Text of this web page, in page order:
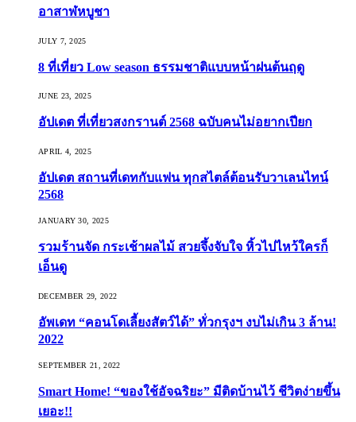
อาสาฬหบูชา
JULY 7, 2025
8 ที่เที่ยว Low season ธรรมชาติแบบหน้าฝนต้นฤดู️
JUNE 23, 2025
อัปเดต ที่เที่ยวสงกรานต์ 2568 ฉบับคนไม่อยากเปียก
APRIL 4, 2025
อัปเดต สถานที่เดทกับแฟน ทุกสไตล์ต้อนรับวาเลนไทน์
2568
JANUARY 30, 2025
รวมร้านจัด กระเช้าผลไม้ สวยจึ้งจับใจ หิ้วไปไหว้ใครก็
เอ็นดู
DECEMBER 29, 2022
อัพเดท “คอนโดเลี้ยงสัตว์ได้” ทั่วกรุงฯ งบไม่เกิน 3 ล้าน!
2022
SEPTEMBER 21, 2022
Smart Home! “ของใช้อัจฉริยะ” มีติดบ้านไว้ ชีวิตง่ายขึ้น
เยอะ!!